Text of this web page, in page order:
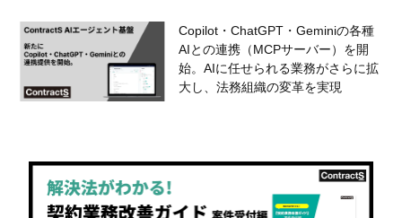
Copilot・ChatGPT・Geminiの各種
AIとの連携（MCPサーバー）を開
始。AIに任せられる業務がさらに拡
大し、法務組織の変革を実現